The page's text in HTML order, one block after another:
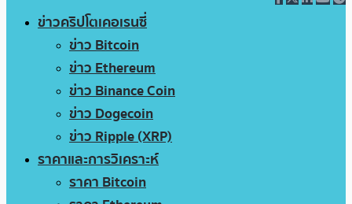
ข่าวคริปโตเคอเรนซี่
ข่าว Bitcoin
ข่าว Ethereum
ข่าว Binance Coin
ข่าว Dogecoin
ข่าว Ripple (XRP)
ราคาและการวิเคราะห์
ราคา Bitcoin